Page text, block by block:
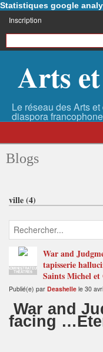
Statistiques google
Inscription
Arts
Blogs
ville (4)
ADMINISTRATEUR
THÉÂTRES
War and
tapisserie
Saints Michel et
Publié(e) par Deashelle le 30
War and
facing